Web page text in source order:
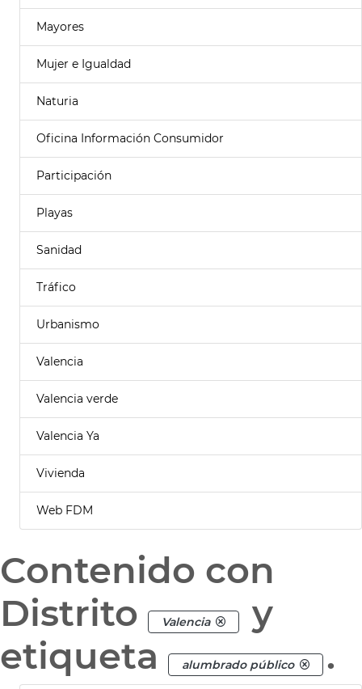
Mayores
Mujer e Igualdad
Naturia
Oficina Información Consumidor
Participación
Playas
Sanidad
Tráfico
Urbanismo
Valencia
Valencia verde
Valencia Ya
Vivienda
Web FDM
Contenido con
Distrito
Valencia
y
etiqueta
alumbrado público .